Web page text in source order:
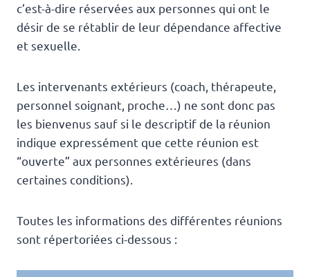
c’est-à-dire réservées aux personnes qui ont le
désir de se rétablir de leur dépendance affective
et sexuelle.
Les intervenants extérieurs (coach, thérapeute,
personnel soignant, proche…) ne sont donc pas
les bienvenus sauf si le descriptif de la réunion
indique expressément que cette réunion est
“ouverte” aux personnes extérieures (dans
certaines conditions).
Toutes les informations des différentes réunions
sont répertoriées ci-dessous :